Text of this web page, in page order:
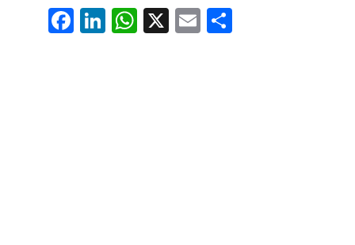
Fa
ce
Li
nk
W
ha
X E
m
Pa
rt